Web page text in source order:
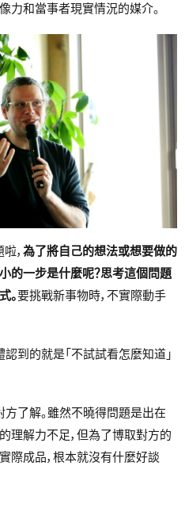
力和當事者現實情況的媒介。
， 為了將自己的想法或想要做的
的一步是什麼呢？思考這個問題
。要挑戰新事物時，不實際動手
到的就是「不試試看怎麼知道」
方了解。雖然不曉得問題是出在
理解力不足，但為了博取對方的
際成品，根本就沒有什麼好談